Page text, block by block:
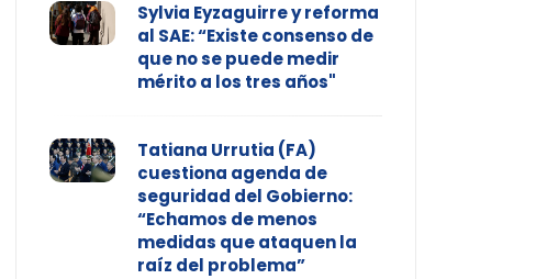
Sylvia Eyzaguirre y reforma
al SAE: “Existe consenso de
que no se puede medir
mérito a los tres años"
Tatiana Urrutia (FA)
cuestiona agenda de
seguridad del Gobierno:
“Echamos de menos
medidas que ataquen la
raíz del problema”